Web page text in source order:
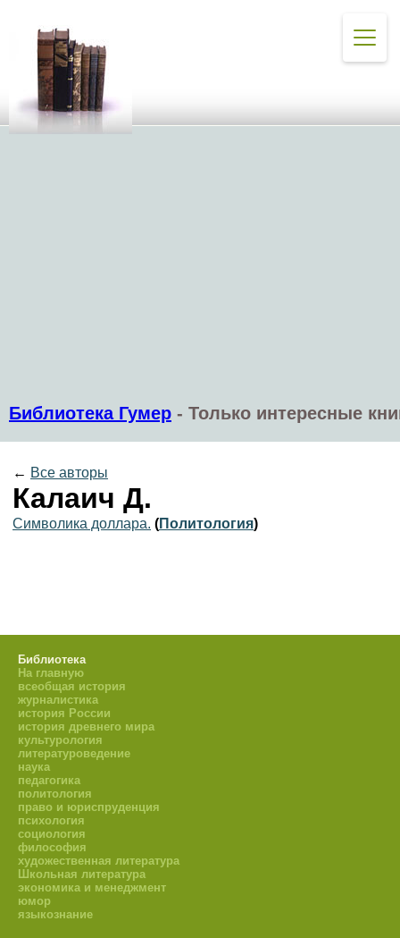
Библиотека Гумер - Только интересные
← Все авторы
Калаич Д.
Символика доллара. (Политология)
Библиотека
На главную
всеобщая история
журналистика
история России
история древнего мира
культурология
литературоведение
наука
педагогика
политология
право и юриспруденция
психология
социология
философия
художественная литература
Школьная литература
экономика и менеджмент
юмор
языкознание